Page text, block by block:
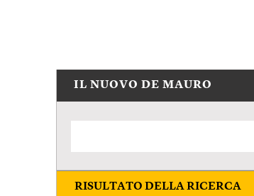
IL NUOVO DE MAURO
RISULTATO DELLA RICERCA